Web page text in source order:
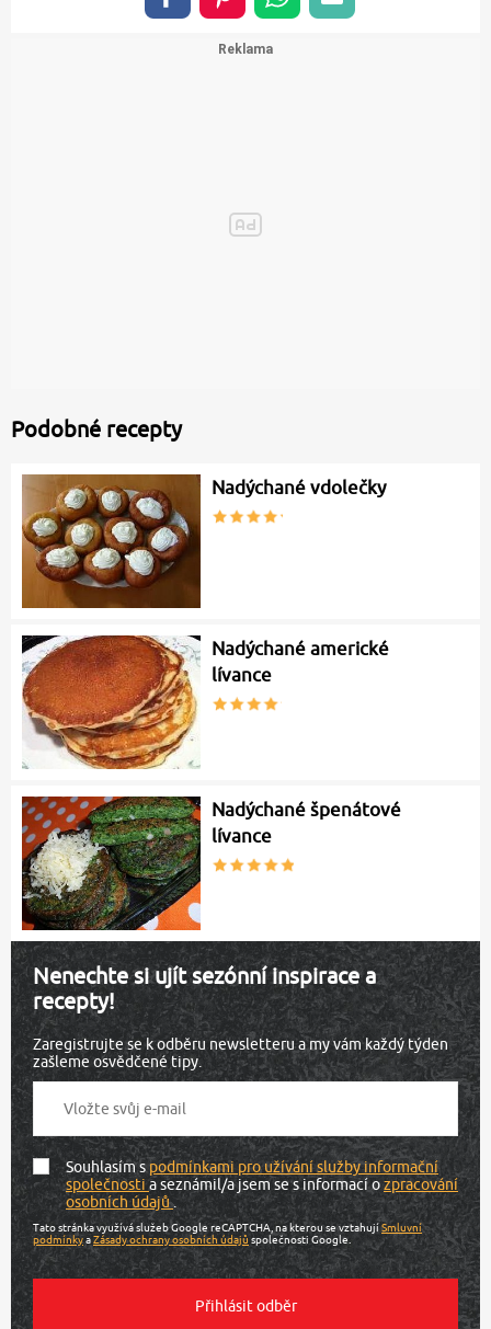
Podobné recepty
Nadýchané vdolečky
Nadýchané americké
lívance
Nadýchané špenátové
lívance
Nenechte si ujít sezónní inspirace a
recepty!
Zaregistrujte se k odběru newsletteru a my vám každý týden
zašleme osvědčené tipy.
Souhlasím spodmínkami pro užívání služby informační
společnostia seznámil/a jsem se s informací ozpracování
osobních údajů.
Tato stránka využívá služeb Google reCAPTCHA, na kterou se vztahujíSmluvní
podmínkyaZásady ochrany osobních údajů společnosti Google.